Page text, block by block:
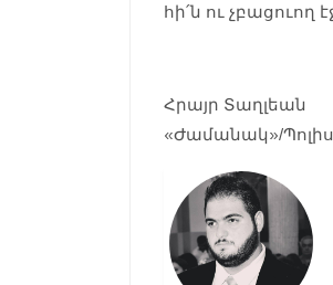
հի՛ն ու չբացուող
Հրայր Տաղլեան
«Ժամանակ»/Պոլիս